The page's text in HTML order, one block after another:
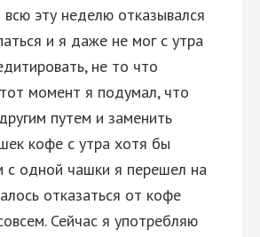
эту неделю отказывался
и я даже не мог с утра
не то что
момент я подумал, что
путем и заменить
кофе с утра хотя бы
с одной чашки я перешел на
отказаться от кофе
Сейчас я употребляю